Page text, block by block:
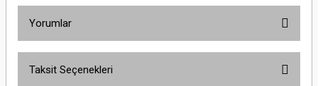
Yorumlar
Taksit Seçenekleri